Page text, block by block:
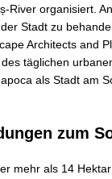
River organisiert.
Stadt zu
Architects and
täglichen
als Stadt am
zum
mehr als 14